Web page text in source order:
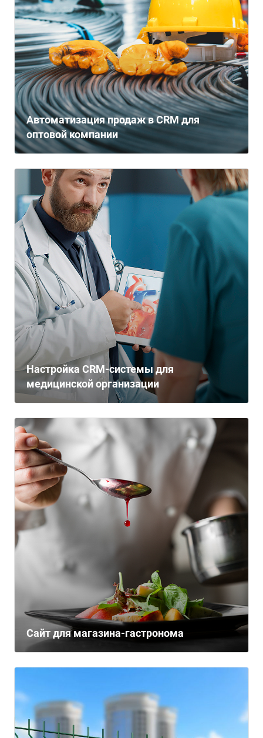
Автоматизация продаж в CRM для
оптовой компании
Настройка CRM-системы для
медицинской организации
Сайт для магазина-гастронома